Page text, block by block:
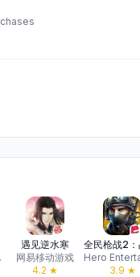
遇见逆水寒
网易移动游戏
4.2 ★
3.9 ★